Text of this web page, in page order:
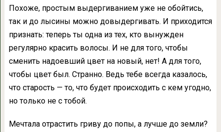
Похоже, простым выдергиванием уже не обойтись,
так и до лысины можно довыдергивать. И приходится
признать: теперь ты одна из тех, кто вынужден
регулярно красить волосы. И не для того, чтобы
сменить надоевший цвет на новый, нет! А для того,
чтобы цвет был. Странно. Ведь тебе всегда казалось,
что старость — то, что будет происходить с кем угодно,
но только не с тобой.
Мечтала отрастить гриву до попы, а лучше до земли?